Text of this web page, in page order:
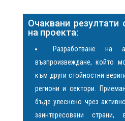
Очаквани резултати
на проекта:
Разработване на
възпроизвеждане, който
към други стойностни
региони и сектори.
бъде улеснено чрез
заинтересовани страни,